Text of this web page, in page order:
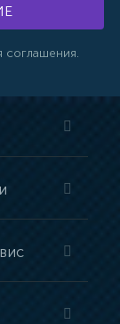
соглашения.